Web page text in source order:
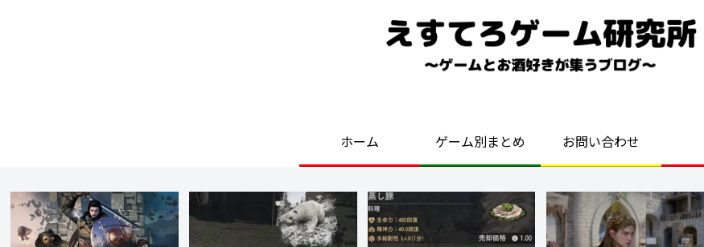
ホーム ゲーム別まとめ お問い合わせ